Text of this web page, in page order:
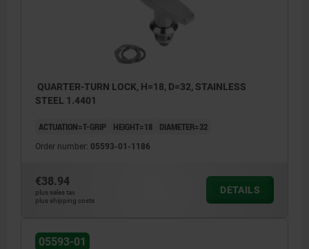
QUARTER-TURN LOCK, H=18, D=32, STAINLESS
STEEL 1.4401
ACTUATION=T-GRIP HEIGHT=18 DIAMETER=32
Order number: 05593-01-1186
€38.94
plus sales tax
plus shipping costs
DETAILS
05593-01